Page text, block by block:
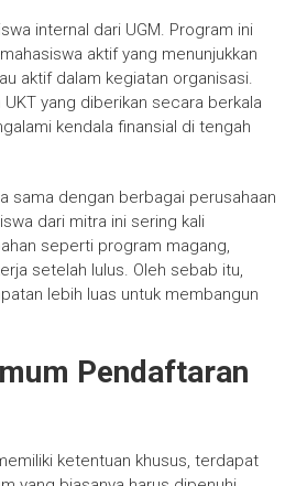
internal dari UGM. Program ini
aktif yang menunjukkan
aktif dalam kegiatan organisasi.
yang diberikan secara berkala
kendala finansial di tengah
sama dengan berbagai perusahaan
dari mitra ini sering kali
seperti program magang,
setelah lulus. Oleh sebab itu,
lebih luas untuk membangun
Pendaftaran
ketentuan khusus, terdapat